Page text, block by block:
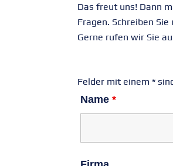
Das freut uns! Dann
Fragen. Schreiben
Gerne rufen wir Sie
Felder mit einem *
Name *